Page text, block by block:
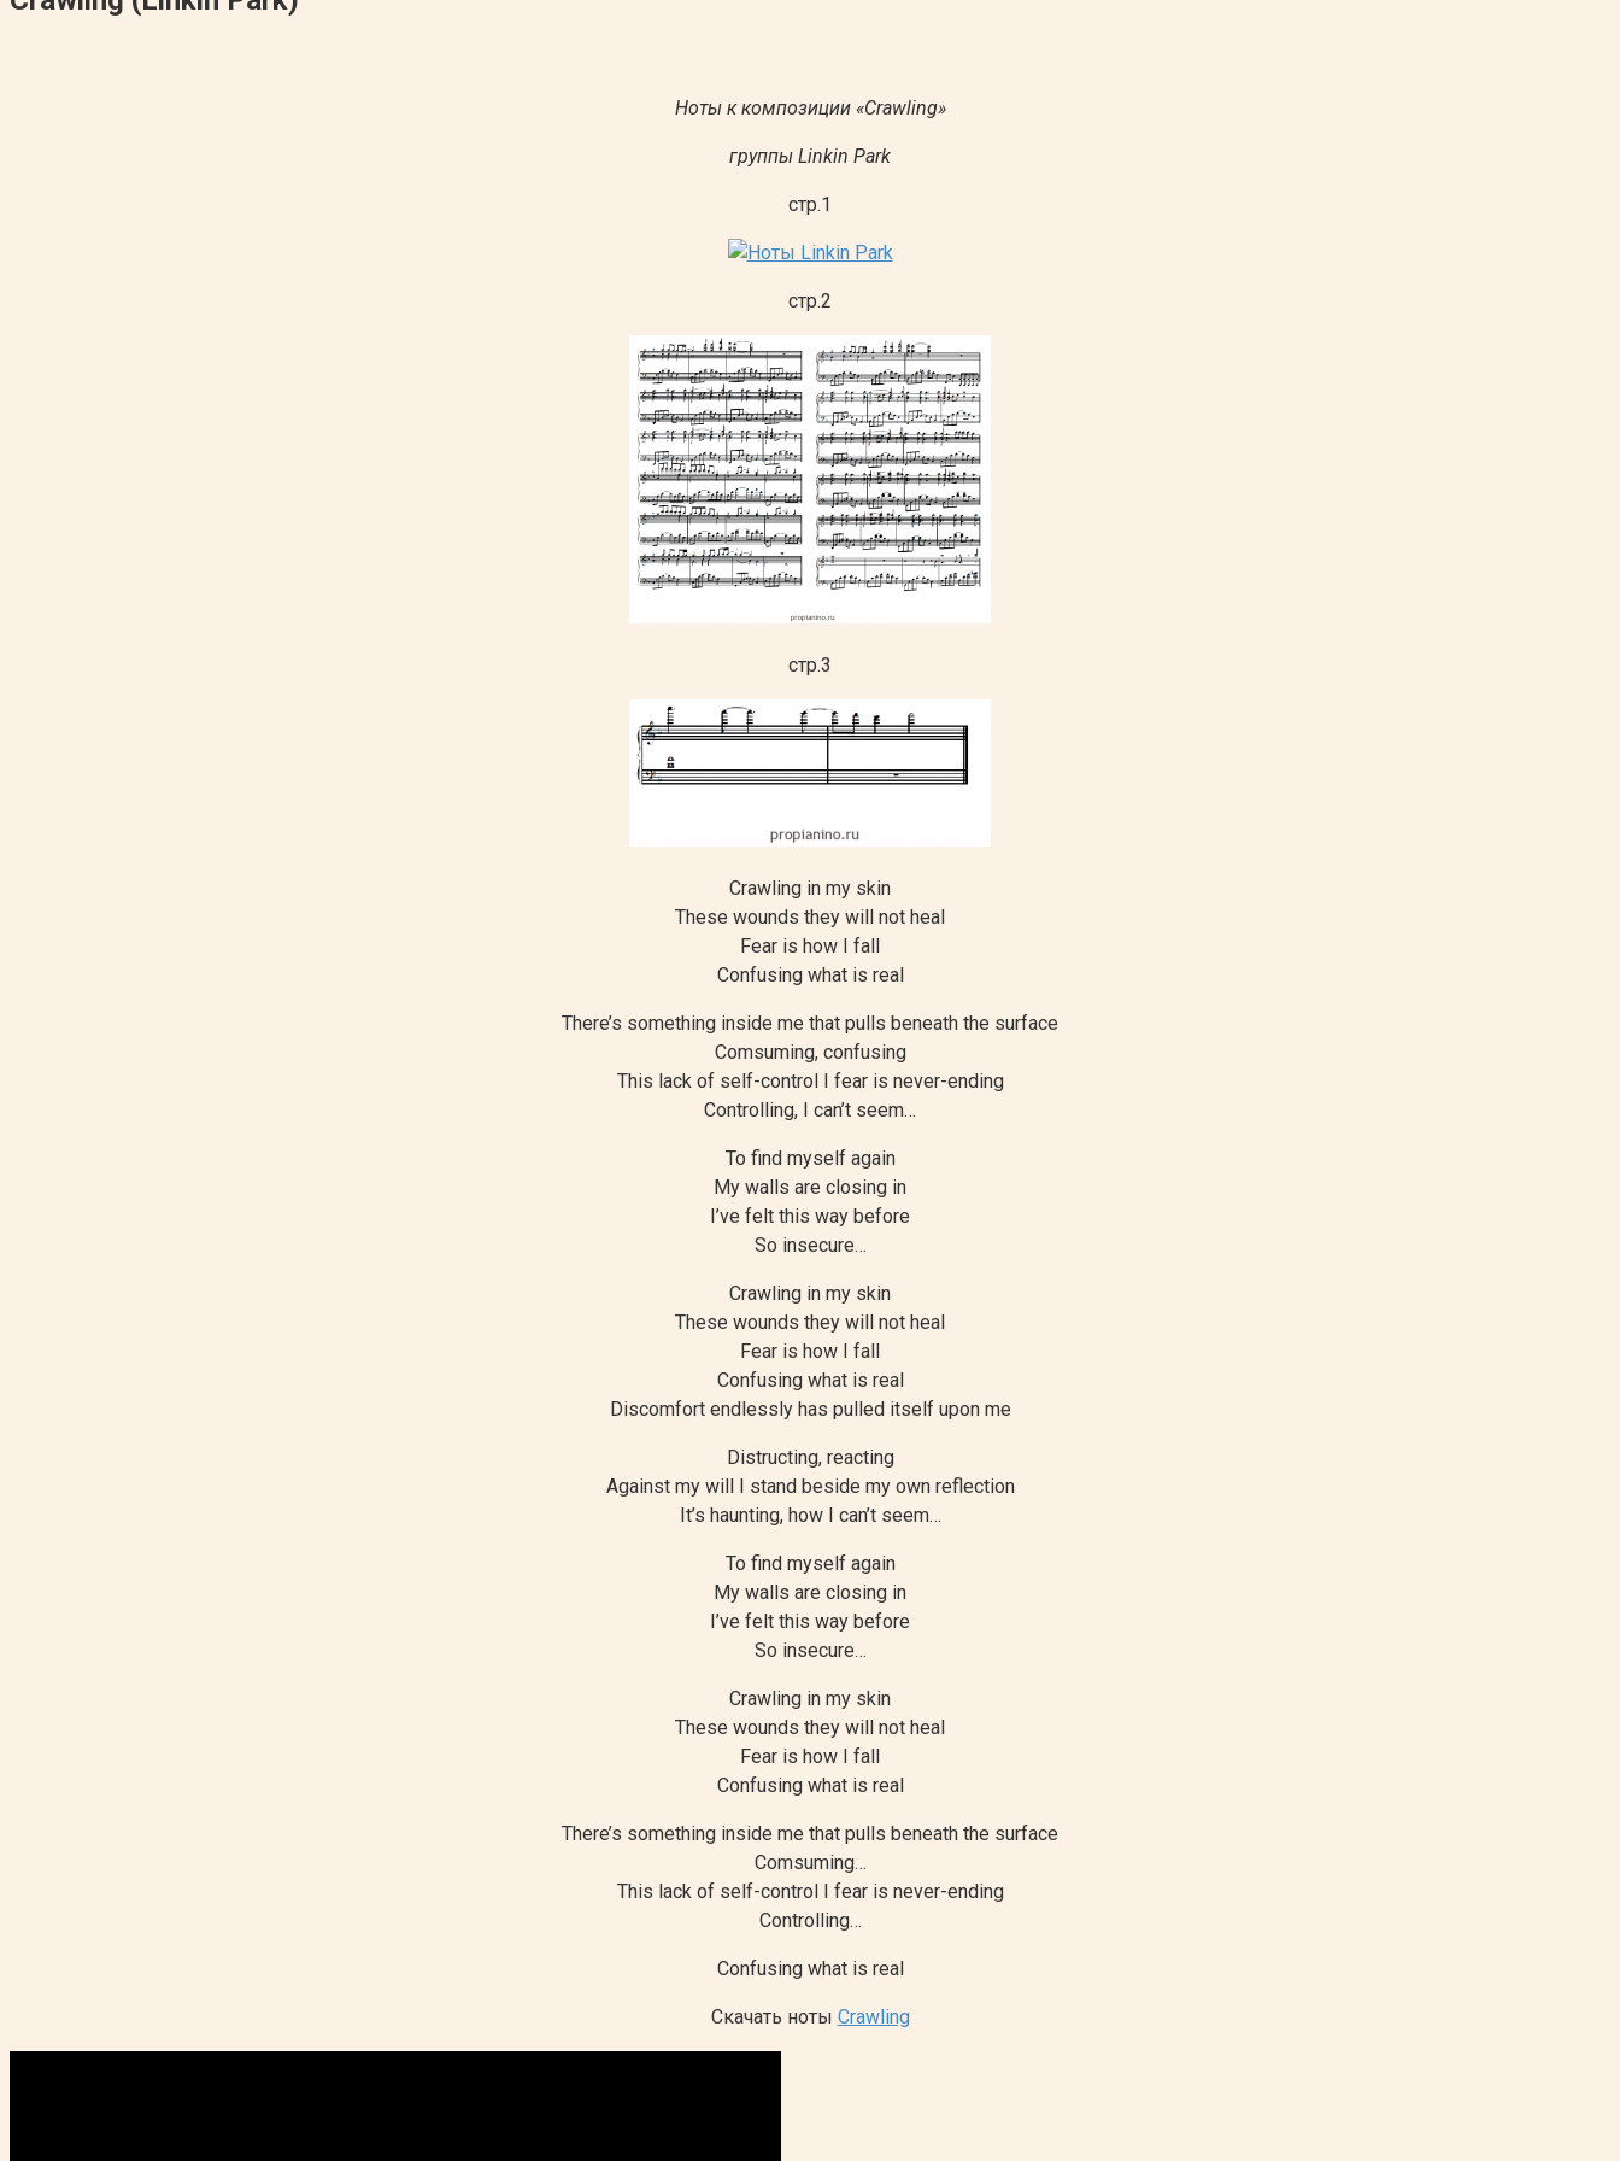
Ноты к композиции «Crawling»
группы Linkin Park
стр.1
стр.2
стр.3
Crawling in my skin
These wounds they will not heal
Fear is how I fall
Confusing what is real
There’s something inside me that pulls beneath the surface
Comsuming, confusing
This lack of self-control I fear is never-ending
Controlling, I can’t seem…
To find myself again
My walls are closing in
I’ve felt this way before
So insecure…
Crawling in my skin
These wounds they will not heal
Fear is how I fall
Confusing what is real
Discomfort endlessly has pulled itself upon me
Distructing, reacting
Against my will I stand beside my own reflection
It’s haunting, how I can’t seem…
To find myself again
My walls are closing in
I’ve felt this way before
So insecure…
Crawling in my skin
These wounds they will not heal
Fear is how I fall
Confusing what is real
There’s something inside me that pulls beneath the surface
Comsuming…
This lack of self-control I fear is never-ending
Controlling…
Confusing what is real
Скачать ноты Crawling